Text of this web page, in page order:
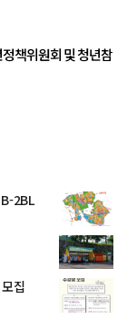
책위원회 및 청년참
2BL
집